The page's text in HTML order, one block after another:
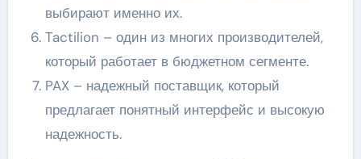
выбирают именно их.
Tactilion – один из многих производителей,
который работает в бюджетном сегменте.
PAX – надежный поставщик, который
предлагает понятный интерфейс и высокую
надежность.